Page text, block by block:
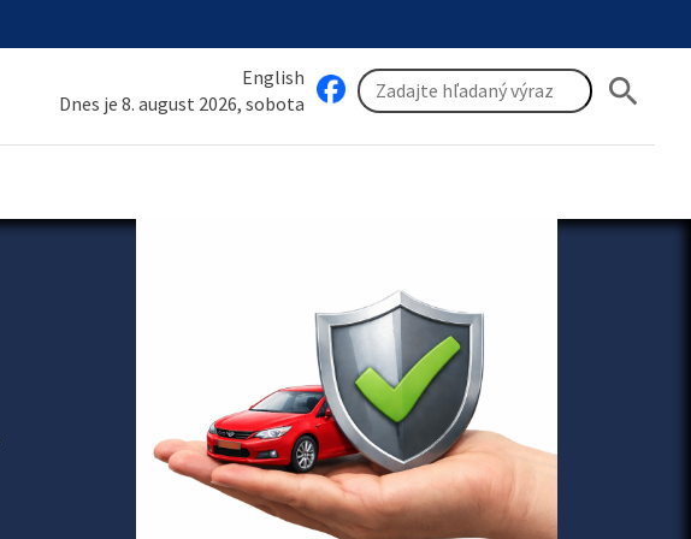
English
Dnes je 8. august 2026, sobota
search